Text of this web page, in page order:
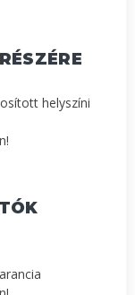
helyszíni